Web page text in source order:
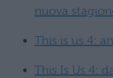
nuova
This is us 4:
This Is Us 4: